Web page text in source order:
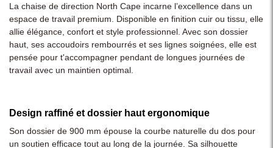
La chaise de direction North Cape incarne l’excellence dans un
espace de travail premium. Disponible en finition cuir ou tissu, elle
allie élégance, confort et style professionnel. Avec son dossier
haut, ses accoudoirs rembourrés et ses lignes soignées, elle est
pensée pour t'accompagner pendant de longues journées de
travail avec un maintien optimal.
Design raffiné et dossier haut ergonomique
Son dossier de 900 mm épouse la courbe naturelle du dos pour
un soutien efficace tout au long de la journée. Sa silhouette